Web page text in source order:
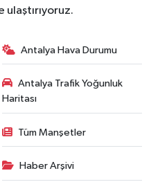
Antalya Hava Durumu
Antalya Trafik Yoğunluk
Haritası
Tüm Manşetler
Haber Arşivi